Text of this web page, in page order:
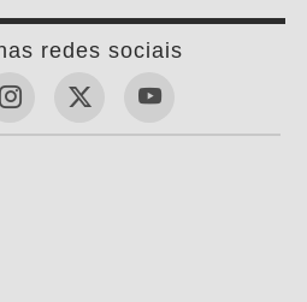
redes sociais